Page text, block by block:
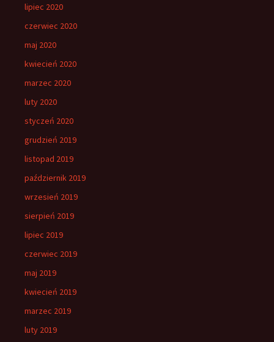
lipiec 2020
czerwiec 2020
maj 2020
kwiecień 2020
marzec 2020
luty 2020
styczeń 2020
grudzień 2019
listopad 2019
październik 2019
wrzesień 2019
sierpień 2019
lipiec 2019
czerwiec 2019
maj 2019
kwiecień 2019
marzec 2019
luty 2019